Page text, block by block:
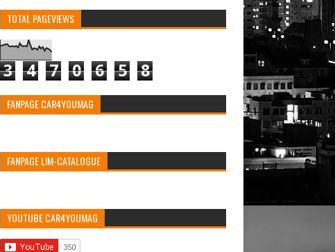
TOTAL PAGEVIEWS
3 4 7 0 6 5 8
FANPAGE CAR4YOUMAG
FANPAGE LIM-CATALOGUE
YOUTUBE CAR4YOUMAG